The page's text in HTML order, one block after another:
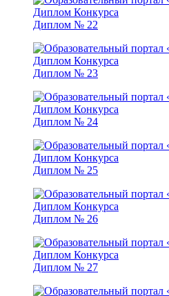
Диплом № 22
Диплом № 23
Диплом № 24
Диплом № 25
Диплом № 26
Диплом № 27